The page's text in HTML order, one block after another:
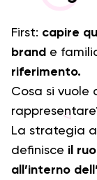
First: capire
brand e
riferimento.
Cosa si vuole
La strategia
definisce il
all’interno